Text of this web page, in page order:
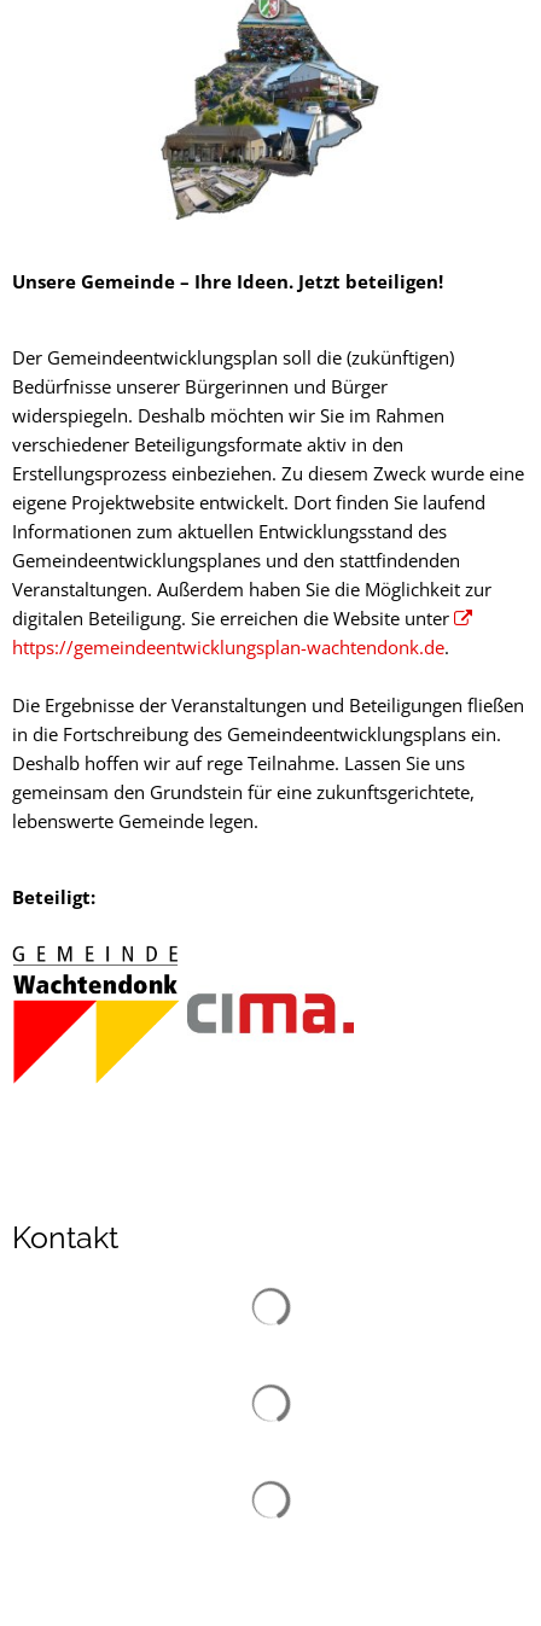
Unsere Gemeinde – Ihre Ideen. Jetzt beteiligen!
Der Gemeindeentwicklungsplan soll die (zukünftigen)
Bedürfnisse unserer Bürgerinnen und Bürger
widerspiegeln. Deshalb möchten wir Sie im Rahmen
verschiedener Beteiligungsformate aktiv in den
Erstellungsprozess einbeziehen. Zu diesem Zweck wurde eine
eigene Projektwebsite entwickelt. Dort finden Sie laufend
Informationen zum aktuellen Entwicklungsstand des
Gemeindeentwicklungsplanes und den stattfindenden
Veranstaltungen. Außerdem haben Sie die Möglichkeit zur
digitalen Beteiligung. Sie erreichen die Website unter
https://gemeindeentwicklungsplan-wachtendonk.de.
Die Ergebnisse der Veranstaltungen und Beteiligungen fließen
in die Fortschreibung des Gemeindeentwicklungsplans ein.
Deshalb hoffen wir auf rege Teilnahme. Lassen Sie uns
gemeinsam den Grundstein für eine zukunftsgerichtete,
lebenswerte Gemeinde legen.
Beteiligt:
Kontakt